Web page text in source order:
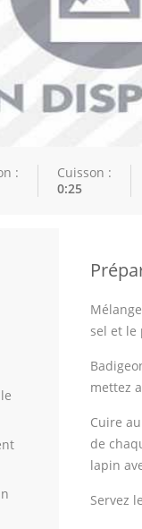
:
Cuisson :
0:25
sel et le
mettez
Cuire
de
lapin
Servez